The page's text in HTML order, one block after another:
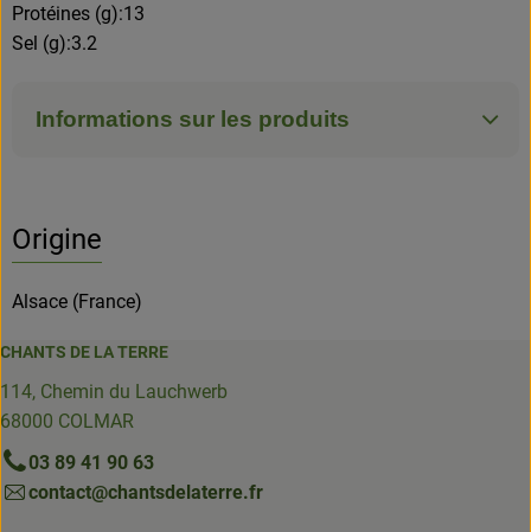
Protéines (g):13
Sel (g):3.2
Informations sur les produits
Origine
Alsace (France)
CHANTS DE LA TERRE
114, Chemin du Lauchwerb
68000 COLMAR
03 89 41 90 63
contact@chantsdelaterre.fr